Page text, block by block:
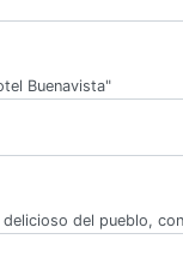
Buenavista"
del pueblo,